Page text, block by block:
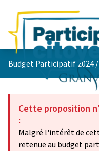
Budget Participatif 2024 /
Cette proposition
:
Malgré l'intérêt de
retenue au budget